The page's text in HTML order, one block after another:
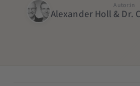
Autor:in
Alexander Holl & Dr.